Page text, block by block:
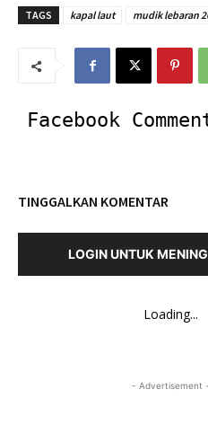
TAGS kapal laut mudik lebaran
Facebook
TINGGALKAN KOMENTAR
LOGIN UNTUK
Loading...
- Advertisement -